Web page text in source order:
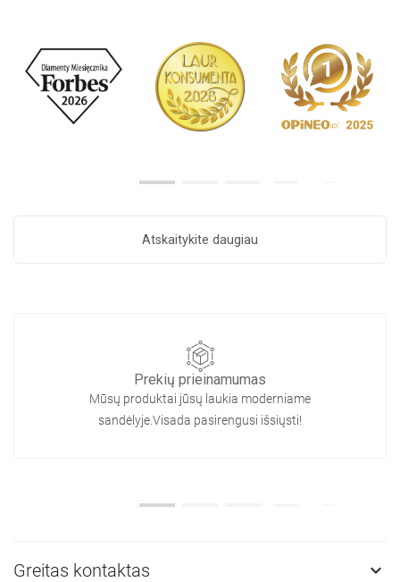
Atskaitykite daugiau
Prekių prieinamumas
Mūsų produktai jūsų laukia moderniame
sandėlyje.Visada pasirengusi išsiųsti!
Greitas kontaktas 